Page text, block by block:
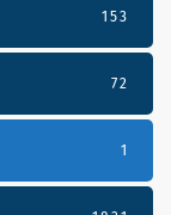
153
72
1